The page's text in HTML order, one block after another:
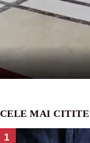
CELE MAI CITITE
1